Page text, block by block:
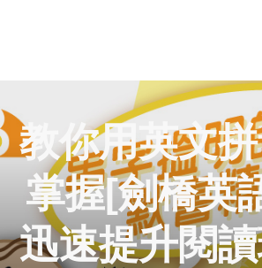
教你用英文
掌握[劍橋英
迅速提升閱